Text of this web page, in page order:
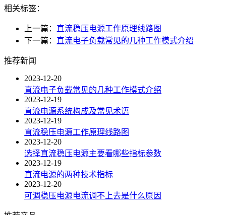
相关标签：
上一篇： 直流稳压电源工作原理线路图
下一篇： 直流电子负载常见的几种工作模式介绍
推荐新闻
2023-12-20
直流电子负载常见的几种工作模式介绍
2023-12-19
直流电源系统构成及常见术语
2023-12-19
直流稳压电源工作原理线路图
2023-12-20
选择直流稳压电源主要看哪些指标参数
2023-12-19
直流电源的两种技术指标
2023-12-20
可调稳压电源电流调不上去是什么原因